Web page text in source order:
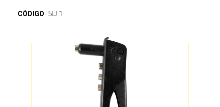
CÓDIGO 5IJ-1